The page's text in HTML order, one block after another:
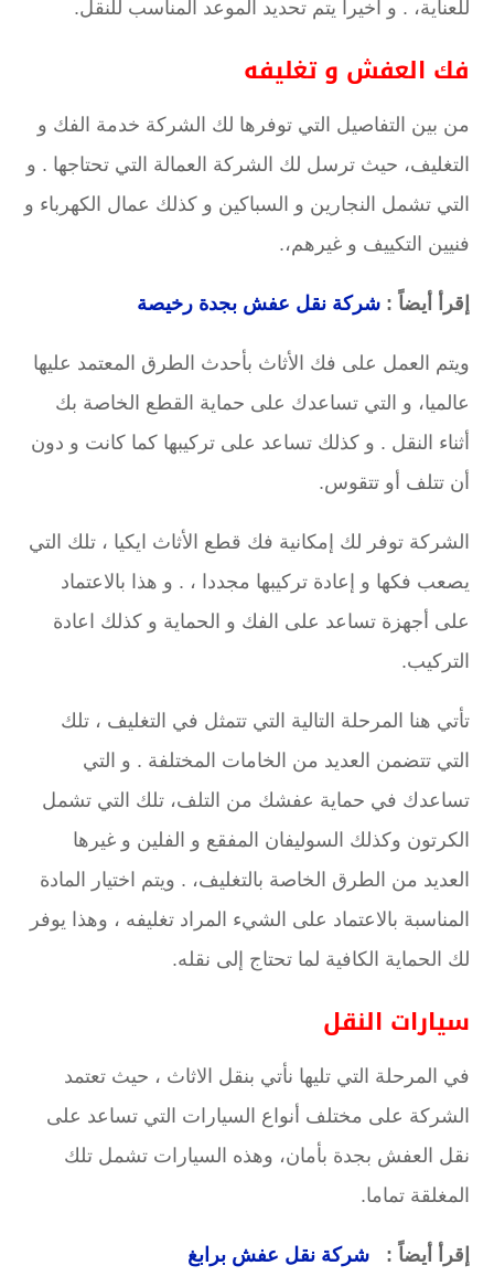
للعناية، . و اخيرا يتم تحديد الموعد المناسب للنقل.
فك العفش و تغليفه
من بين التفاصيل التي توفرها لك الشركة خدمة الفك و
التغليف، حيث ترسل لك الشركة العمالة التي تحتاجها . و
التي تشمل النجارين و السباكين و كذلك عمال الكهرباء و
فنيين التكييف و غيرهم،.
إقرأ أيضاً : شركة نقل عفش بجدة رخيصة
ويتم العمل على فك الأثاث بأحدث الطرق المعتمد عليها
عالميا، و التي تساعدك على حماية القطع الخاصة بك
أثناء النقل . و كذلك تساعد على تركيبها كما كانت و دون
أن تتلف أو تتقوس.
الشركة توفر لك إمكانية فك قطع الأثاث ايكيا ، تلك التي
يصعب فكها و إعادة تركيبها مجددا ، . و هذا بالاعتماد
على أجهزة تساعد على الفك و الحماية و كذلك اعادة
التركيب.
تأتي هنا المرحلة التالية التي تتمثل في التغليف ، تلك
التي تتضمن العديد من الخامات المختلفة . و التي
تساعدك في حماية عفشك من التلف، تلك التي تشمل
الكرتون وكذلك السوليفان المفقع و الفلين و غيرها
العديد من الطرق الخاصة بالتغليف، . ويتم اختيار المادة
المناسبة بالاعتماد على الشيء المراد تغليفه ، وهذا يوفر
لك الحماية الكافية لما تحتاج إلى نقله.
سيارات النقل
في المرحلة التي تليها نأتي بنقل الاثاث ، حيث تعتمد
الشركة على مختلف أنواع السيارات التي تساعد على
نقل العفش بجدة بأمان، وهذه السيارات تشمل تلك
المغلقة تماما.
إقرأ أيضاً : شركة نقل عفش برابغ